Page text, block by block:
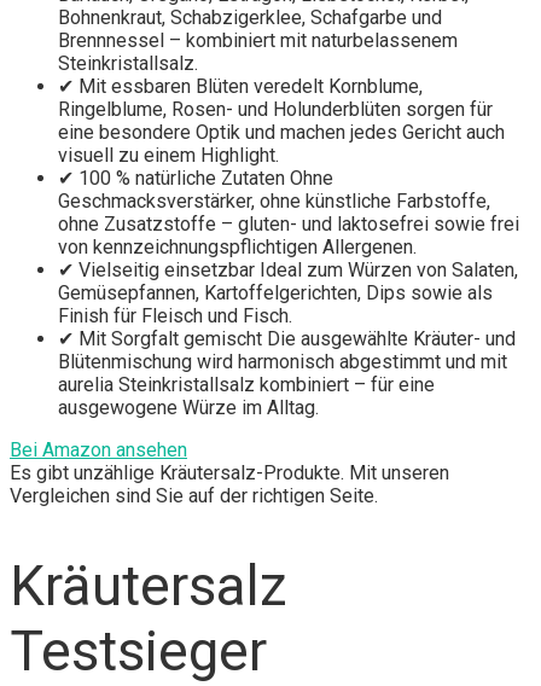
Bohnenkraut, Schabzigerklee, Schafgarbe und
Brennnessel – kombiniert mit naturbelassenem
Steinkristallsalz.
✔ Mit essbaren Blüten veredelt Kornblume,
Ringelblume, Rosen- und Holunderblüten sorgen für
eine besondere Optik und machen jedes Gericht auch
visuell zu einem Highlight.
✔ 100 % natürliche Zutaten Ohne
Geschmacksverstärker, ohne künstliche Farbstoffe,
ohne Zusatzstoffe – gluten- und laktosefrei sowie frei
von kennzeichnungspflichtigen Allergenen.
✔ Vielseitig einsetzbar Ideal zum Würzen von Salaten,
Gemüsepfannen, Kartoffelgerichten, Dips sowie als
Finish für Fleisch und Fisch.
✔ Mit Sorgfalt gemischt Die ausgewählte Kräuter- und
Blütenmischung wird harmonisch abgestimmt und mit
aurelia Steinkristallsalz kombiniert – für eine
ausgewogene Würze im Alltag.
Bei Amazon ansehen
Es gibt unzählige Kräutersalz-Produkte. Mit unseren
Vergleichen sind Sie auf der richtigen Seite.
Kräutersalz
Testsieger